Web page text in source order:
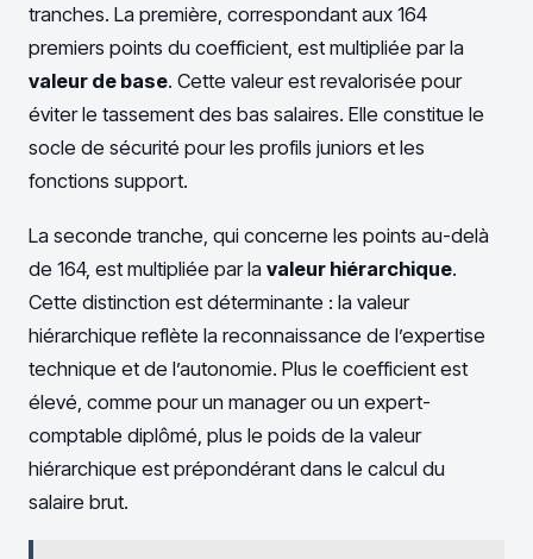
tranches. La première, correspondant aux 164
premiers points du coefficient, est multipliée par la
valeur de base. Cette valeur est revalorisée pour
éviter le tassement des bas salaires. Elle constitue le
socle de sécurité pour les profils juniors et les
fonctions support.
La seconde tranche, qui concerne les points au-delà
de 164, est multipliée par la valeur hiérarchique.
Cette distinction est déterminante : la valeur
hiérarchique reflète la reconnaissance de l’expertise
technique et de l’autonomie. Plus le coefficient est
élevé, comme pour un manager ou un expert-
comptable diplômé, plus le poids de la valeur
hiérarchique est prépondérant dans le calcul du
salaire brut.